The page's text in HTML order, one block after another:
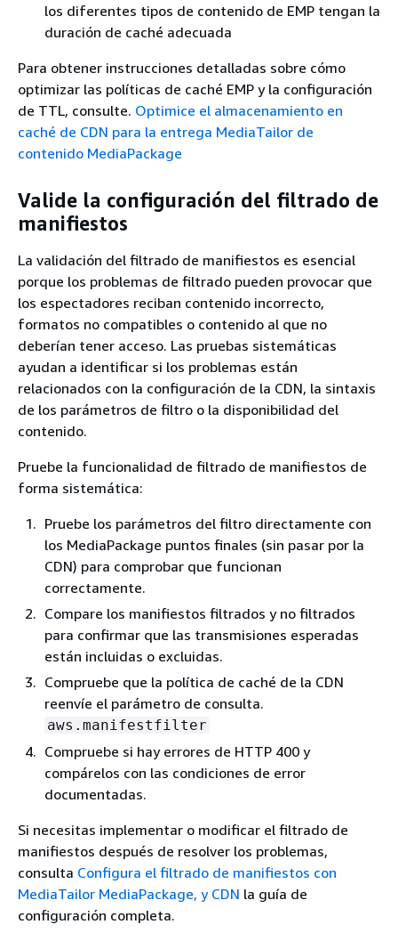
los diferentes tipos de contenido de EMP tengan la
duración de caché adecuada
Para obtener instrucciones detalladas sobre cómo
optimizar las políticas de caché EMP y la configuración
de TTL, consulte. Optimice el almacenamiento en
caché de CDN para la entrega MediaTailor de
contenido MediaPackage
Valide la configuración del filtrado de
manifiestos
La validación del filtrado de manifiestos es esencial
porque los problemas de filtrado pueden provocar que
los espectadores reciban contenido incorrecto,
formatos no compatibles o contenido al que no
deberían tener acceso. Las pruebas sistemáticas
ayudan a identificar si los problemas están
relacionados con la configuración de la CDN, la sintaxis
de los parámetros de filtro o la disponibilidad del
contenido.
Pruebe la funcionalidad de filtrado de manifiestos de
forma sistemática:
Pruebe los parámetros del filtro directamente con
los MediaPackage puntos finales (sin pasar por la
CDN) para comprobar que funcionan
correctamente.
Compare los manifiestos filtrados y no filtrados
para confirmar que las transmisiones esperadas
están incluidas o excluidas.
Compruebe que la política de caché de la CDN
reenvíe el parámetro de consulta.
aws.manifestfilter
Compruebe si hay errores de HTTP 400 y
compárelos con las condiciones de error
documentadas.
Si necesitas implementar o modificar el filtrado de
manifiestos después de resolver los problemas,
consulta Configura el filtrado de manifiestos con
MediaTailor MediaPackage, y CDN la guía de
configuración completa.